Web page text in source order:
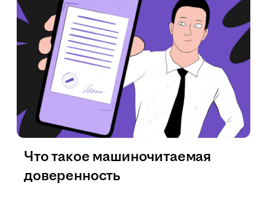
Что такое машиночитаемая
доверенность